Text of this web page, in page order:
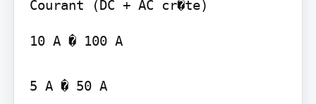
10 A � 100 A
5 A � 50 A